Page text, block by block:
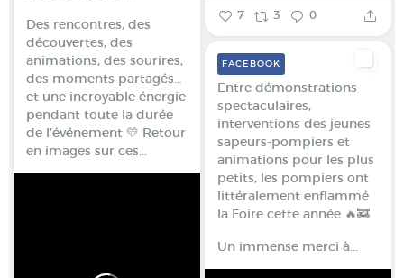
7 3 0
Des rencontres, des
découvertes, des
animations, des sourires,
des moments partagés…
et une incroyable énergie
pendant toute la durée
de l’événement 💛 Retour
en images sur ces...
Entre démonstrations
spectaculaires,
interventions des jeunes
sapeurs-pompiers et
animations pour les plus
petits, les pompiers ont
littéralement enflammé
la Foire cette année 🔥🚒
Un immense merci à...
FACEBOOK